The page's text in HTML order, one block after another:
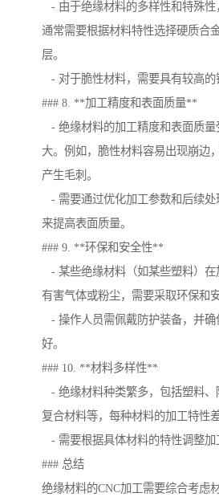
- 由于绝缘材料的多样性和特殊性
通常需要根据材料特性选择硬质合
层。
- 对于脆性材料，需要具有较高的
### 8. **加工精度和表面质量**
- 绝缘材料的加工精度和表面质量
大。例如，脆性材料容易出现崩边
产生毛刺。
- 需要通过优化加工参数和后续处
来提高表面质量。
### 9. **环保和安全性**
- 某些绝缘材料（如某些塑料）在
有害气体或粉尘，需要采取环保和
- 操作人员需佩戴防护装备，并确
好。
### 10. **材料多样性**
- 绝缘材料种类繁多，包括塑料、
复合材料等，每种材料的加工特性
- 需要根据具体材料的特性调整加
### 总结
绝缘材料的CNC加工需要综合考虑